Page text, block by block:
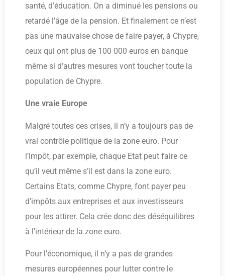
santé, d’éducation. On a diminué les pensions ou
retardé l’âge de la pension. Et finalement ce n’est
pas une mauvaise chose de faire payer, à Chypre,
ceux qui ont plus de 100 000 euros en banque
même si d’autres mesures vont toucher toute la
population de Chypre.
Une vraie Europe
Malgré toutes ces crises, il n’y a toujours pas de
vrai contrôle politique de la zone euro. Pour
l’impôt, par exemple, chaque Etat peut faire ce
qu’il veut même s’il est dans la zone euro.
Certains Etats, comme Chypre, font payer peu
d’impôts aux entreprises et aux investisseurs
pour les attirer. Cela crée donc des déséquilibres
à l’intérieur de la zone euro.
Pour l’économique, il n’y a pas de grandes
mesures européennes pour lutter contre le